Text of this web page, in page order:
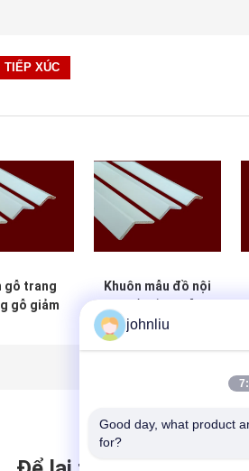
gỗ trang
gỗ giảm
Khuôn mẫu đồ nội
chống ẩm cho sự
suy giảm khu dân
johnliu
Good day, what product
for?